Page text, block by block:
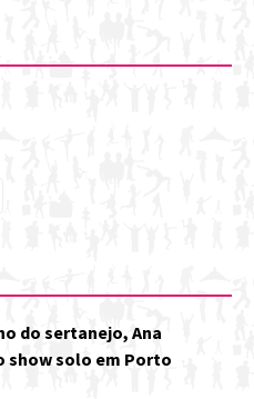
do sertanejo, Ana
show solo em Porto